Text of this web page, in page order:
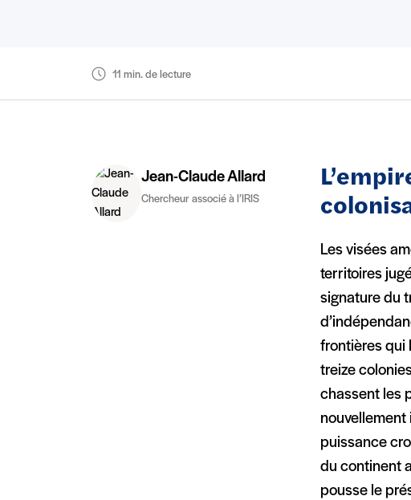
11 min. de lecture
Jean-Claude Allard
Chercheur associé à l’IRIS
Les visées
territoires
signature du
frontières qui
treize
chassent les
nouvellement
puissance
du continent
pousse le